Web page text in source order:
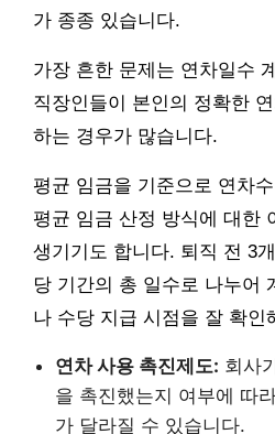
가 종종 있습니다.
가장 흔한 문제는 연차일수
직장인들이 본인의 정확한
하는 경우가 많습니다.
평균 임금을 기준으로 연차
평균 임금 산정 방식에 대한
생기기도 합니다. 퇴직 전 3
당 기간의 총 일수로 나누어
나 수당 지급 시점을 잘 확인
연차 사용 촉진제도: 회사
을 촉진했는지 여부에 따
가 달라질 수 있습니다.